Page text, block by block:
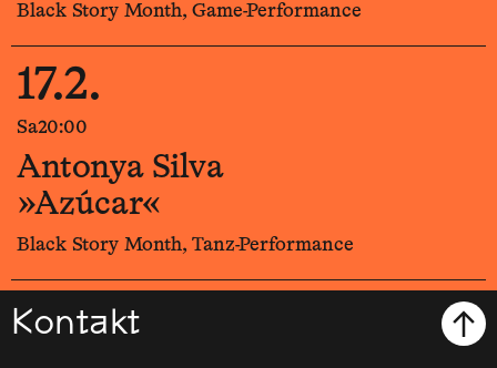
Black Story Month, Game-Performance
17.2.
Sa20:00
Antonya Silva
»Azúcar«
Black Story Month, Tanz-Performance
Kontakt